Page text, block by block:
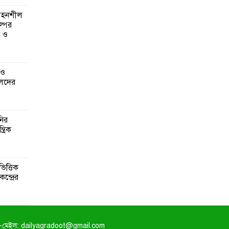
ও
মেইল: dailyagradoot@gmail.com